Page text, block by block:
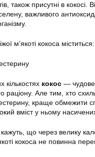
також присутні в кокосі.
важливого
м’якоті кокоса міститься:
кількостях кокос —
раціону. Але тим, хто
краще обмежити
вміст у ньому
кажуть, що через велику
кокоса не повинна